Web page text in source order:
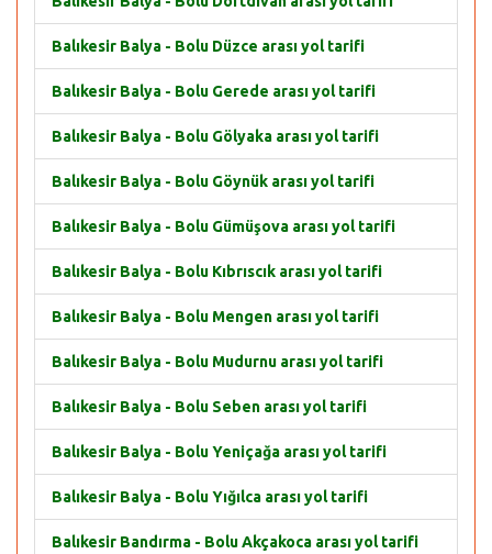
Balıkesir Balya - Bolu Düzce arası yol tarifi
Balıkesir Balya - Bolu Gerede arası yol tarifi
Balıkesir Balya - Bolu Gölyaka arası yol tarifi
Balıkesir Balya - Bolu Göynük arası yol tarifi
Balıkesir Balya - Bolu Gümüşova arası yol tarifi
Balıkesir Balya - Bolu Kıbrıscık arası yol tarifi
Balıkesir Balya - Bolu Mengen arası yol tarifi
Balıkesir Balya - Bolu Mudurnu arası yol tarifi
Balıkesir Balya - Bolu Seben arası yol tarifi
Balıkesir Balya - Bolu Yeniçağa arası yol tarifi
Balıkesir Balya - Bolu Yığılca arası yol tarifi
Balıkesir Bandırma - Bolu Akçakoca arası yol tarifi